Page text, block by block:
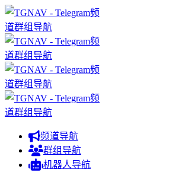
频道导航
群组导航
机器人导航